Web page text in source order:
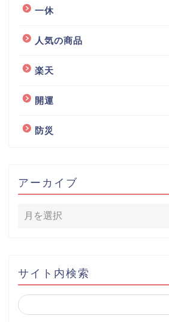
一休
人気の商品
楽天
開運
防災
アーカイブ
サイト内検索